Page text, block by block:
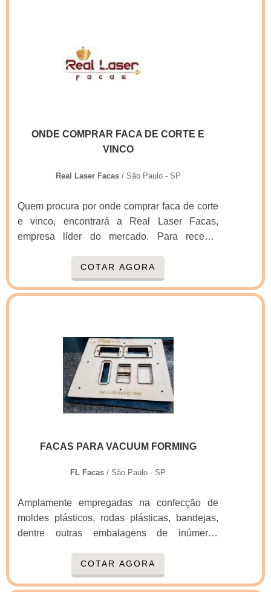
que são deixados de lado por muitas
empresas que não focam na fidelização do
cliente.Tudo isso e muito mais são os motivos
corte e vinco. O foco é oferecer o que há de
melhor para fidelizar os clientes.A EMPRESA
SEGMENTOSomente na Real Laser Facas
e vinco. É possível encontrar uma grande
variedade no portfólio, como faca gráfica
manual e facas para embalagens com ótima
qualidade e assertividade.Com a organização
é possível tirar as suas dúvidas sobre os
serviços do ramo, além de contar com os
marca.A Real Laser Facas é uma empresa
que tem sido apontada de forma positiva no
mercado por toda seriedade e qualidade, o
que garante o sucesso dos clientes de ponta a
ONDE COMPRAR FACA DE CORTE E
VINCO
Real Laser Facas/ São Paulo - SP
Quem procura por onde comprar faca de corte
e vinco, encontrará a Real Laser Facas,
empresa líder do mercado. Para receber
o cliente deve escolher uma organização que
se destaque por um bom suporte pré-venda e
tenha ampla experiência no ramo.Quando a
e diversas opções de pagamento
disponíveis.MAIS DETALHES SOBRE ONDE
COMPRAR FACA DE CORTE E VINCOA
Real Laser Facas canaliza seus recursos em
produzir uma estrutura aos clientes com
para entregas em curto prazo, tudo isso para
com excelente custo-benefício.Há muitas
demonstrar competência, excelência e
destaque em sua área de atuação. A Real
Laser Facas se mostra referência por ter:
Atendimento personalizado; Colaboradores
eficientes; Oito anos de experiência no
segmento; Preço justo.Ainda focando na
COTAR AGORA
FACAS PARA VACUUM FORMING
FL Facas / São Paulo - SP
Amplamente empregadas na confecção de
moldes plásticos, rodas plásticas, bandejas,
dentre outras embalagens de inúmeros
para vacuum forming são consideradas
alternativas ideais no que diz respeito à
COTAR AGORA